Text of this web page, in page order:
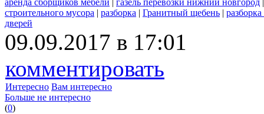
аренда сборщиков мебели газель перевозки нижний новгород
строительного мусора | разборка | Гранитный щебень |
дверей
09.09.2017 в 17:01
комментировать
Интересно Вам интересно
Больше не интересно
(0)